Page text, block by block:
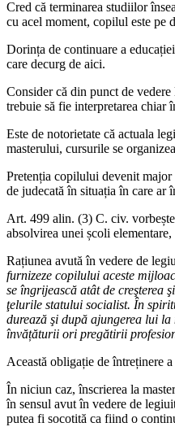
Cred că terminarea studiilor
cu acel moment, copilul este pe
Dorința de continuare a
care decurg de aici.
Consider că din punct de
trebuie să fie interpretarea chiar
Este de notorietate că actuala
masterului, cursurile se
Pretenția copilului devenit major
de judecată în situația în care ar
Art. 499 alin. (3) C. civ.
absolvirea unei școli
Rațiunea avută în vedere de
furnizeze copilului aceste
se îngrijească atât de creşterea
ţelurile statului socialist. În
durează şi după ajungerea lui
învățăturii ori pregătirii
Această obligație de întreținere
În niciun caz, înscrierea la
în sensul avut în vedere de
putea fi socotită ca fiind o